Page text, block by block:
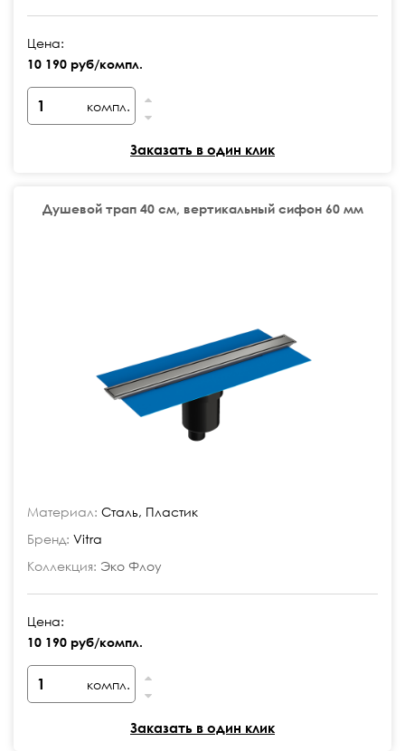
Цена:
10 190 руб/компл.
компл.
Заказать в один клик
Душевой трап 40 см, вертикальный сифон 60 мм
Материал: Сталь, Пластик
Бренд: Vitra
Коллекция: Эко Флоу
Цена:
10 190 руб/компл.
компл.
Заказать в один клик